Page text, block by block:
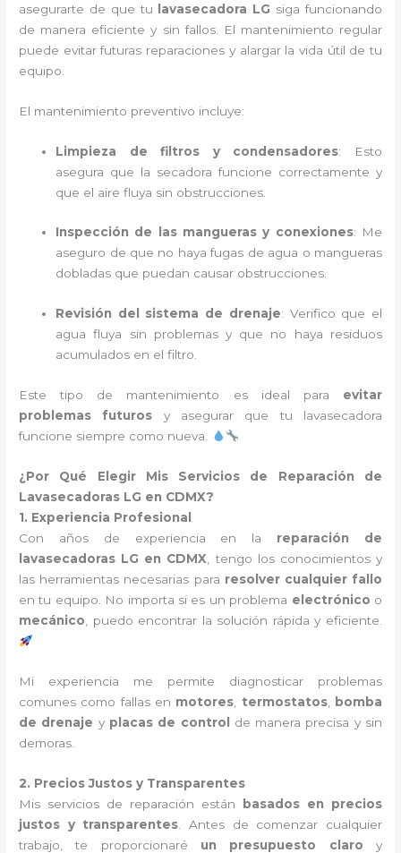
asegurarte de que tu lavasecadora LG siga funcionando
de manera eficiente y sin fallos. El mantenimiento regular
puede evitar futuras reparaciones y alargar la vida útil de tu
equipo.
El mantenimiento preventivo incluye:
Limpieza de filtros y condensadores: Esto
asegura que la secadora funcione correctamente y
que el aire fluya sin obstrucciones.
Inspección de las mangueras y conexiones: Me
aseguro de que no haya fugas de agua o mangueras
dobladas que puedan causar obstrucciones.
Revisión del sistema de drenaje: Verifico que el
agua fluya sin problemas y que no haya residuos
acumulados en el filtro.
Este tipo de mantenimiento es ideal para evitar
problemas futuros y asegurar que tu lavasecadora
funcione siempre como nueva.
¿Por Qué Elegir Mis Servicios de Reparación de
Lavasecadoras LG en CDMX?
1. Experiencia Profesional
Con años de experiencia en la reparación de
lavasecadoras LG en CDMX , tengo los conocimientos y
las herramientas necesarias para resolver cualquier fallo
en tu equipo. No importa si es un problema electrónico o
mecánico , puedo encontrar la solución rápida y eficiente.
Mi experiencia me permite diagnosticar problemas
comunes como fallas en motores termostatos,
bomba
de drenaje y placas de control
de manera precisa y sin
demoras.
2. Precios Justos y Transparentes
Mis servicios de reparación están
basados en precios
justos y transparentes . Antes de comenzar cualquier
trabajo, te proporcionaré un presupuesto claro y